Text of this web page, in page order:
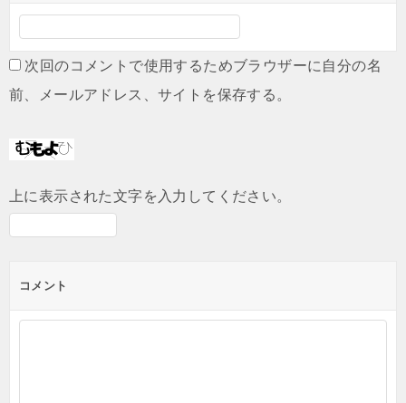
次回のコメントで使用するためブラウザーに自分の名
前、メールアドレス、サイトを保存する。
上に表示された文字を入力してください。
コメント